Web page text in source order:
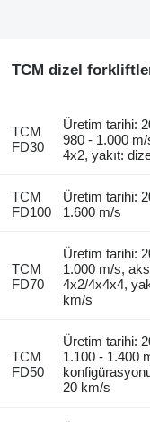
TCM dizel
TCM
FD30
Üretim tarihi:
980 - 1.000
4x2, yakıt:
TCM
FD100
Üretim tarihi:
1.600 m/s
TCM
FD70
Üretim tarihi:
1.000 m/s,
4x2/4x4x4,
km/s
TCM
FD50
Üretim tarihi:
1.100 - 1.400
20 km/s